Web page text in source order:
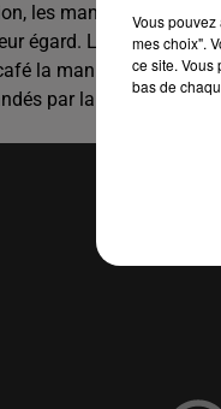
les manifestants
égard. Les
la manifestation.
par la foule. Puis
Vous
mes choix".
ce site. Vous
bas de